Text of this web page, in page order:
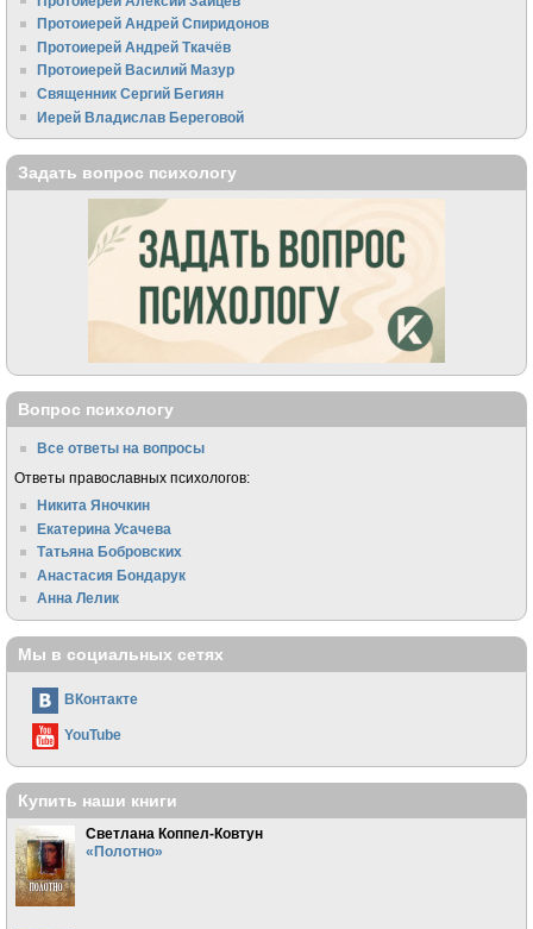
Протоиерей Андрей Спиридонов
Протоиерей Андрей Ткачёв
Протоиерей Василий Мазур
Священник Сергий Бегиян
Иерей Владислав Береговой
Задать вопрос психологу
Вопрос психологу
Все ответы на вопросы
Ответы православных психологов:
Никита Яночкин
Екатерина Усачева
Татьяна Бобровских
Анастасия Бондарук
Анна Лелик
Мы в социальных сетях
ВКонтакте
YouTube
Купить наши книги
Светлана Коппел-Ковтун
«Полотно»